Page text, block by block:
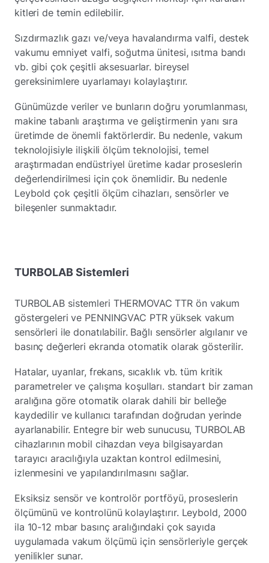
kitleri de temin edilebilir.
Sızdırmazlık gazı ve/veya havalandırma valfi, destek
vakumu emniyet valfi, soğutma ünitesi, ısıtma bandı
vb. gibi çok çeşitli aksesuarlar. bireysel
gereksinimlere uyarlamayı kolaylaştırır.
Günümüzde veriler ve bunların doğru yorumlanması,
makine tabanlı araştırma ve geliştirmenin yanı sıra
üretimde de önemli faktörlerdir. Bu nedenle, vakum
teknolojisiyle ilişkili ölçüm teknolojisi, temel
araştırmadan endüstriyel üretime kadar proseslerin
değerlendirilmesi için çok önemlidir. Bu nedenle
Leybold çok çeşitli ölçüm cihazları, sensörler ve
bileşenler sunmaktadır.
TURBOLAB Sistemleri
TURBOLAB sistemleri THERMOVAC TTR ön vakum
göstergeleri ve PENNINGVAC PTR yüksek vakum
sensörleri ile donatılabilir. Bağlı sensörler algılanır ve
basınç değerleri ekranda otomatik olarak gösterilir.
Hatalar, uyarılar, frekans, sıcaklık vb. tüm kritik
parametreler ve çalışma koşulları. standart bir zaman
aralığına göre otomatik olarak dahili bir belleğe
kaydedilir ve kullanıcı tarafından doğrudan yerinde
ayarlanabilir. Entegre bir web sunucusu, TURBOLAB
cihazlarının mobil cihazdan veya bilgisayardan
tarayıcı aracılığıyla uzaktan kontrol edilmesini,
izlenmesini ve yapılandırılmasını sağlar.
Eksiksiz sensör ve kontrolör portföyü, proseslerin
ölçümünü ve kontrolünü kolaylaştırır. Leybold, 2000
ila 10-12 mbar basınç aralığındaki çok sayıda
uygulamada vakum ölçümü için sensörleriyle gerçek
yenilikler sunar.